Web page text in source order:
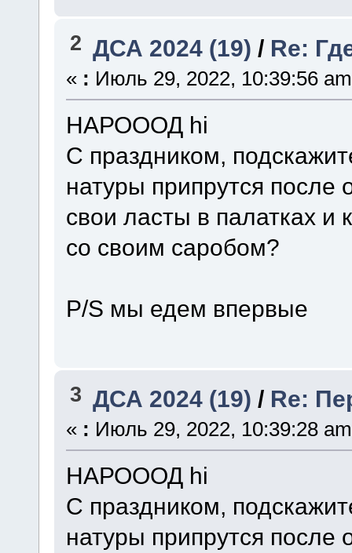
2 ДСА 2024 (19) / Re:
« : Июль 29, 2022, 10:39:56
НАРОООД hi
С праздником,
натуры припрутся после
свои ласты в палатках и
со своим саробом?
P/S мы едем впервые
3 ДСА 2024 (19) / Re:
« : Июль 29, 2022, 10:39:28
НАРОООД hi
С праздником,
натуры припрутся после